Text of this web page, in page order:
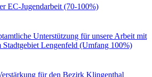
EC-Jugendarbeit (70-100%)
Unterstützung für unsere Arbeit mit
Stadtgebiet Lengenfeld (Umfang 100%)
für den Bezirk Klingenthal